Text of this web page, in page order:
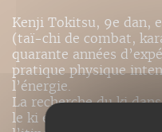
Kenji Tokitsu, 9e dan,
(taï-chi de combat,
quarante années
pratique physique
l’énergie.
La recherche du ki
le ki et le sens du